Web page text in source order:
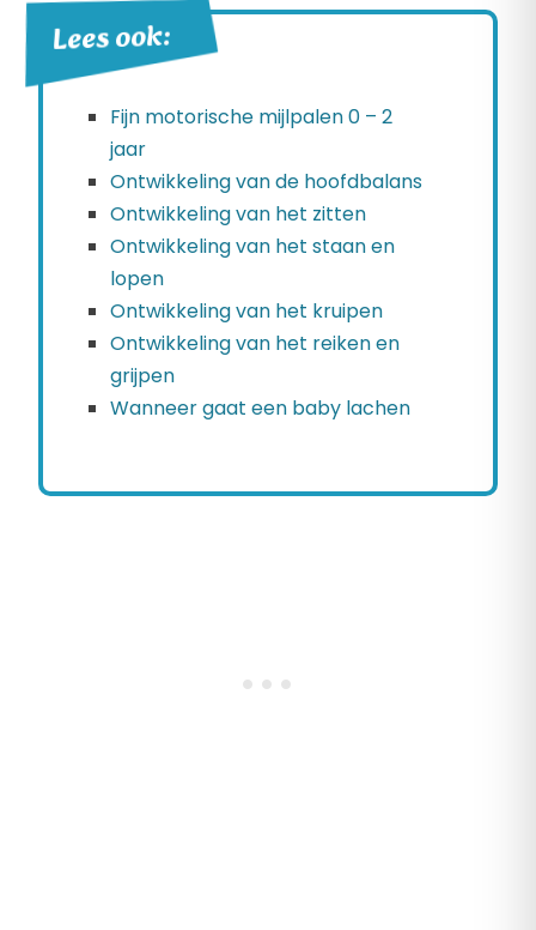
Lees ook:
Fijn motorische mijlpalen 0 – 2
jaar
Ontwikkeling van de hoofdbalans
Ontwikkeling van het zitten
Ontwikkeling van het staan en
lopen
Ontwikkeling van het kruipen
Ontwikkeling van het reiken en
grijpen
Wanneer gaat een baby lachen